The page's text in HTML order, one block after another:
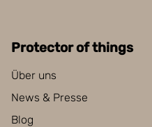
Protector of things
Über uns
News & Presse
Blog